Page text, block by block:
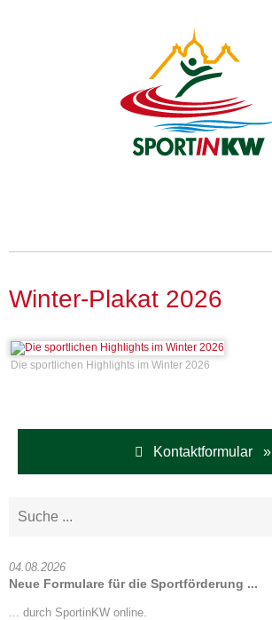
Winter-Plakat 2026
Die sportlichen Highlights im Winter 2026
Kontaktformular »
04.08.2026
Neue Formulare für die Sportförderung ...
... durch SportinKW online.